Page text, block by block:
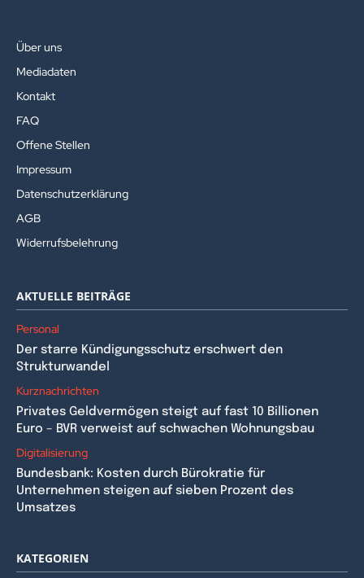
Über uns
Mediadaten
Kontakt
FAQ
Offene Stellen
Impressum
Datenschutzerklärung
AGB
Widerrufsbelehrung
AKTUELLE BEITRÄGE
Personal
Der starre Kündigungsschutz erschwert den
Strukturwandel
Kurznachrichten
Privates Geldvermögen steigt auf fast 10 Billionen
Euro – BVR verweist auf schwachen Wohnungsbau
Digitalisierung
Bundesbank: Kosten durch Bürokratie für
Unternehmen steigen auf sieben Prozent des
Umsatzes
KATEGORIEN